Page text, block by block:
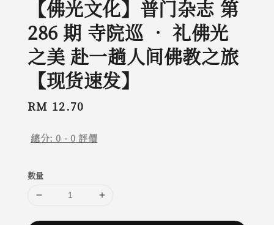
【佛光文化】普门杂志 第
286 期 寺院巡 • 礼佛光
之美 赴一趟人间佛教之旅
【现货速发】
Regular
RM 12.70
總分:0 - 0 評價
数量